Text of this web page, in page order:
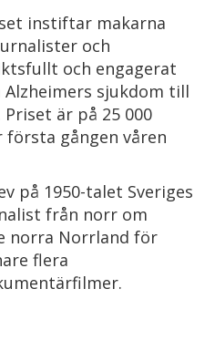
instiftar makarna
och
och engagerat
sjukdom till
är på 25 000
gången våren
på 1950-talet Sveriges
från norr om
norra Norrland för
flera